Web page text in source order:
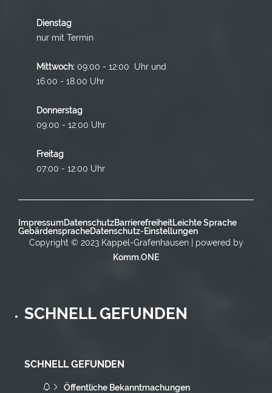
Dienstag
nur mit Termin
Mittwoch: 09:00 - 12:00 Uhr und
16.00 - 18.00 Uhr
Donnerstag
09:00 - 12:00 Uhr
Freitag
07:00 - 12:00 Uhr
ImpressumDatenschutzBarrierefreiheitLeichte Sprache
GebärdenspracheDatenschutz-Einstellungen
Copyright © 2023 Kappel-Grafenhausen | powered by
Komm.ONE
SCHNELL GEFUNDEN
SCHNELL GEFUNDEN
Öffentliche Bekanntmachungen